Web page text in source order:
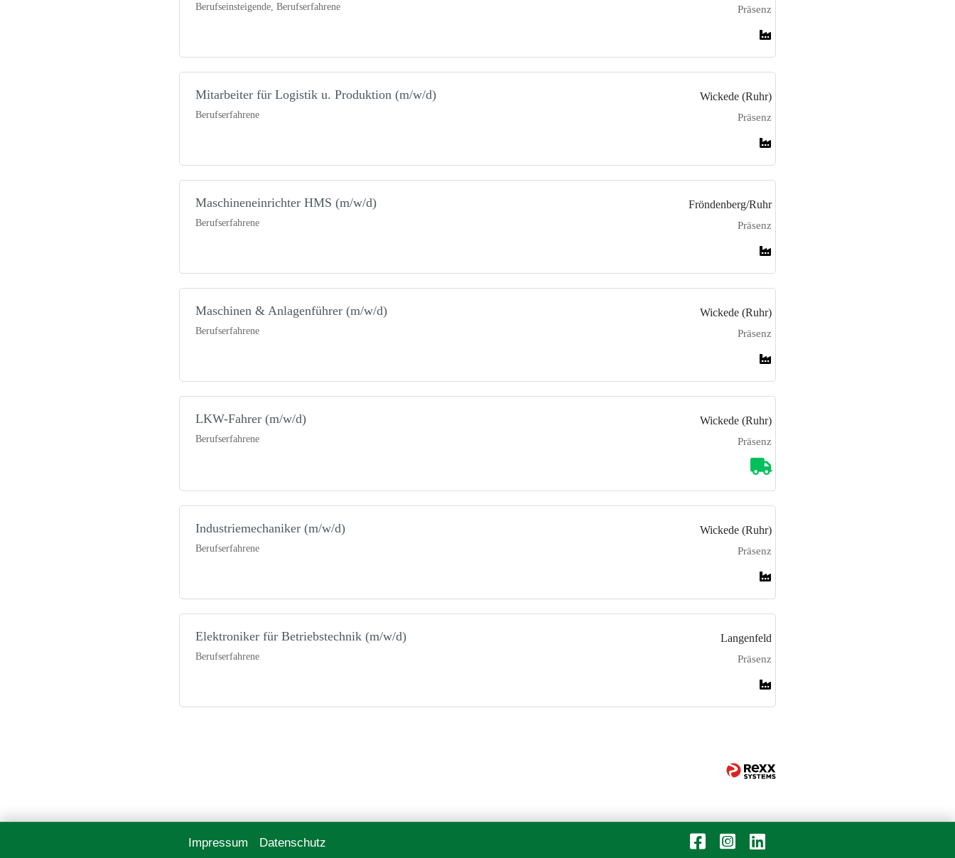
Berufseinsteigende, Berufserfahrene Präsenz
Mitarbeiter für Logistik u. Produktion (m/w/d)
Berufserfahrene
Wickede (Ruhr)
Präsenz
Maschineneinrichter HMS (m/w/d)
Berufserfahrene
Fröndenberg/Ruhr
Präsenz
Maschinen & Anlagenführer (m/w/d)
Berufserfahrene
Wickede (Ruhr)
Präsenz
LKW-Fahrer (m/w/d)
Berufserfahrene
Wickede (Ruhr)
Präsenz
Industriemechaniker (m/w/d)
Berufserfahrene
Wickede (Ruhr)
Präsenz
Elektroniker für Betriebstechnik (m/w/d)
Berufserfahrene
Langenfeld
Präsenz
Impressum Datenschutz